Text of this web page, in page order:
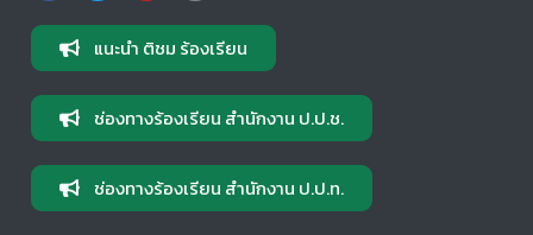
แนะนำ ติชม ร้องเรียน
ช่องทางร้องเรียน สำนักงาน ป.ป.ช.
ช่องทางร้องเรียน สำนักงาน ป.ป.ท.